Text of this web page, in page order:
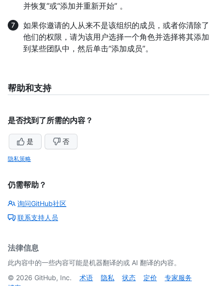
并恢复”或“添加并重新开始” 。
如果你邀请的人从来不是该组织的成员，或者你清除了
他们的权限，请为该用户选择一个角色并选择将其添加
到某些团队中，然后单击“添加成员”。
帮助和支持
是否找到了所需的内容？
是 否
隐私策略
仍需帮助？
询问GitHub社区
联系支持人员
法律信息
此内容中的一些内容可能是机器翻译的或 AI 翻译的内容。
© 2026 GitHub, Inc. 术语 隐私 状态 定价
专家服务